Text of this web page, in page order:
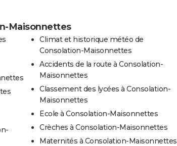
Maisonnettes
Climat et historique météo de
Consolation-Maisonnettes
Accidents de la route à Consolation-
Maisonnettes
Classement des lycées à Consolation-
Maisonnettes
Ecole à Consolation-Maisonnettes
Crèches à Consolation-Maisonnettes
Maternités à Consolation-Maisonnettes